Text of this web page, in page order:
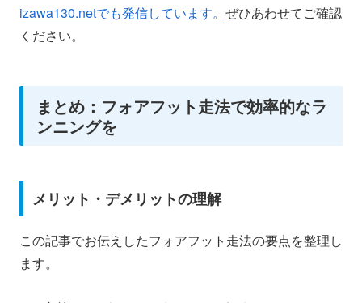
izawa130.netでも発信しています。 ぜひあわせてご確認
ください。
まとめ：フォアフット走法で効率的なラ
ンニングを
メリット・デメリットの理解
この記事でお伝えしたフォアフット走法の要点を整理し
ます。